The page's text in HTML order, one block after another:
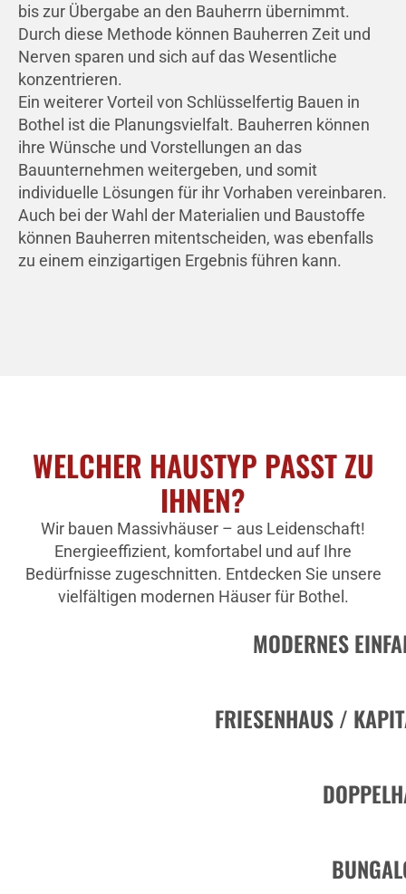
bis zur Übergabe an den Bauherrn übernimmt.
Durch diese Methode können Bauherren Zeit und
Nerven sparen und sich auf das Wesentliche
konzentrieren.
Ein weiterer Vorteil von Schlüsselfertig Bauen in
Bothel ist die Planungsvielfalt. Bauherren können
ihre Wünsche und Vorstellungen an das
Bauunternehmen weitergeben, und somit
individuelle Lösungen für ihr Vorhaben vereinbaren.
Auch bei der Wahl der Materialien und Baustoffe
können Bauherren mitentscheiden, was ebenfalls
zu einem einzigartigen Ergebnis führen kann.
WELCHER HAUSTYP PASST ZU
IHNEN?
Wir bauen Massivhäuser – aus Leidenschaft!
Energieeffizient, komfortabel und auf Ihre
Bedürfnisse zugeschnitten. Entdecken Sie unsere
vielfältigen modernen Häuser für Bothel.
MODERNES
FRIESENHAUS /